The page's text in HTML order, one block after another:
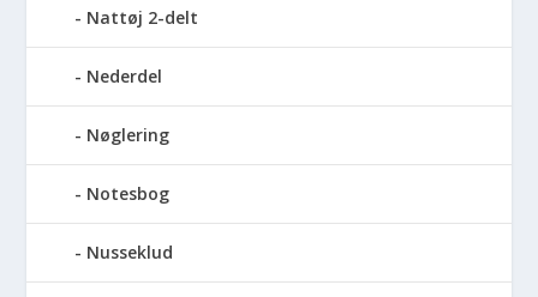
Nattøj 2-delt
Nederdel
Nøglering
Notesbog
Nusseklud